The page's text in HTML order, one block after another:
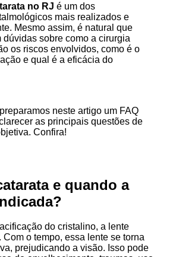
no RJ é um dos
mais realizados e
Mesmo assim, é natural que
dúvidas sobre como a cirurgia
os riscos envolvidos, como é o
e qual é a eficácia do
neste artigo um FAQ
as principais questões de
Confira!
e quando a
do cristalino, a lente
Com o tempo, essa lente se torna
prejudicando a visão. Isso pode